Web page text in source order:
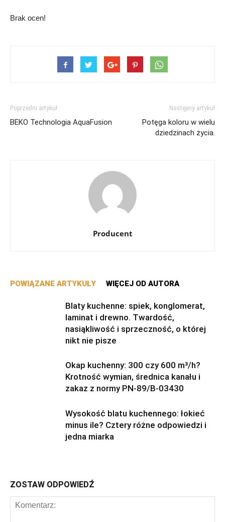
Brak ocen!
Poprzedni artykuł
BEKO Technologia AquaFusion
Następny artykuł
Potęga koloru w wielu
dziedzinach życia.
Producent
POWIĄZANE ARTYKUŁY WIĘCEJ OD AUTORA
Blaty kuchenne: spiek, konglomerat,
laminat i drewno. Twardość,
nasiąkliwość i sprzeczność, o której
nikt nie pisze
Okap kuchenny: 300 czy 600 m³/h?
Krotność wymian, średnica kanału i
zakaz z normy PN-89/B-03430
Wysokość blatu kuchennego: łokieć
minus ile? Cztery różne odpowiedzi i
jedna miarka
ZOSTAW ODPOWIEDŹ